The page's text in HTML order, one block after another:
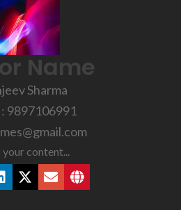
Name
Sharma
9897106991
your content...